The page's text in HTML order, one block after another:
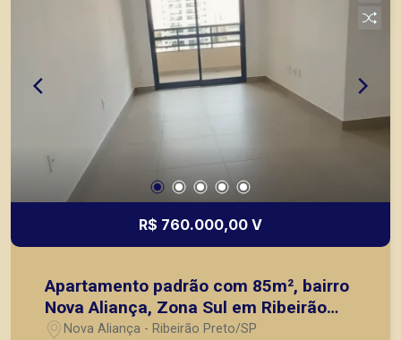
R$ 760.000,00 V
Apartamento padrão com 85m², bairro
Nova Aliança, Zona Sul em Ribeirão
Preto/SP
Nova Aliança - Ribeirão Preto/SP